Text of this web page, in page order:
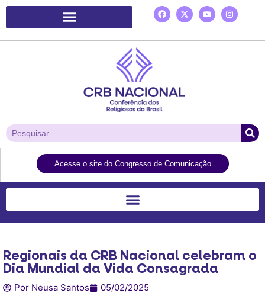
Acesse o site do Congresso de Comunicação
Regionais da CRB Nacional celebram o
Dia Mundial da Vida Consagrada
Por Neusa Santos 05/02/2025